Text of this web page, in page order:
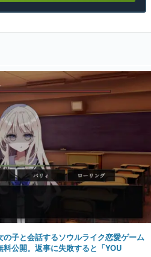
の子と会話するソウルライク恋愛ゲーム
料公開。返事に失敗すると「YOU